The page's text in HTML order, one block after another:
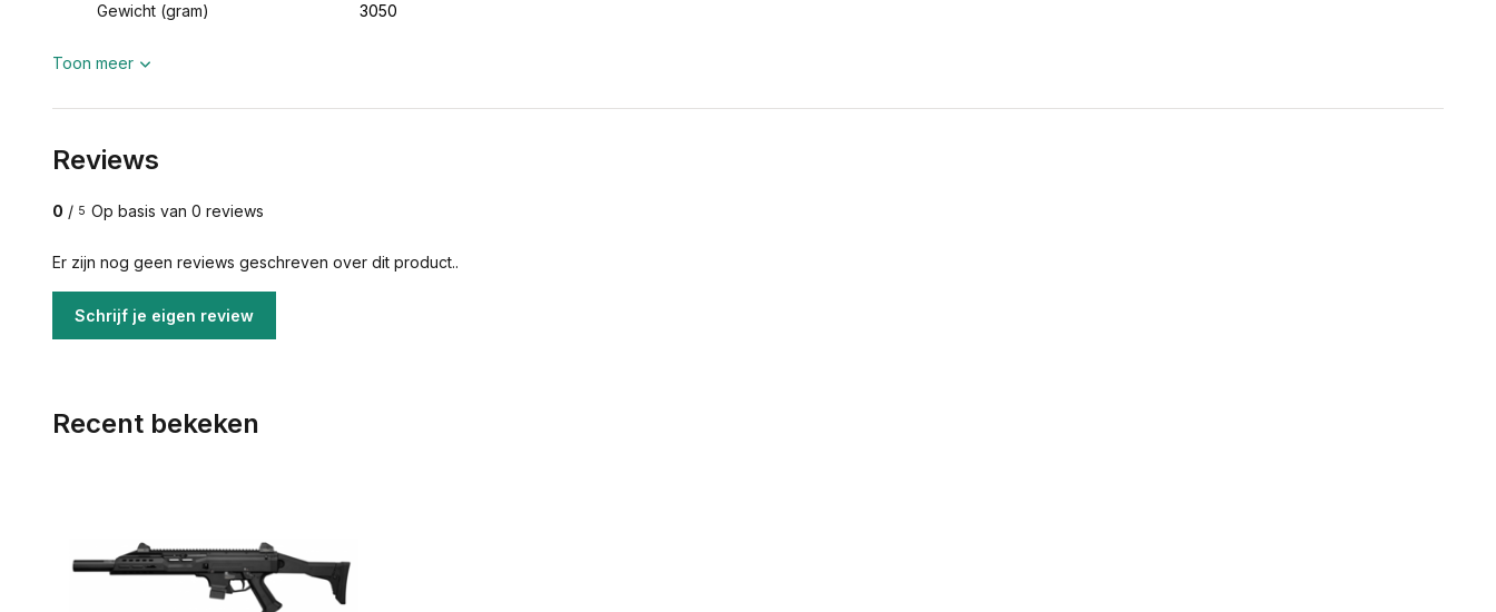
Gewicht (gram) 3050
Toon meer
Reviews
0 / 5 Op basis van 0 reviews
Er zijn nog geen reviews geschreven over dit product..
Schrijf je eigen review
Recent bekeken